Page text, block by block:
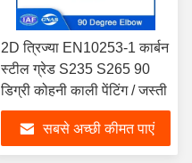
2D त्रिज्या EN10253-1 कार्बन
स्टील ग्रेड S235 S265 90
डिग्री कोहनी काली पेंटिंग / जस्ती
सबसे अच्छी कीमत पाएं